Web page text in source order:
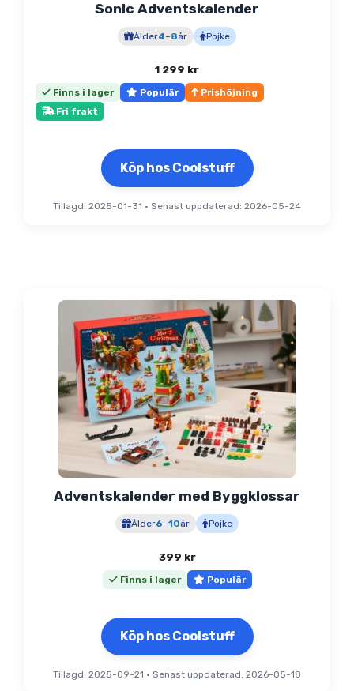
Sonic Adventskalender
Ålder4–8år Pojke
1 299 kr
Finns i lager Populär
Prishöjning
Fri frakt
Köp hos Coolstuff
Tillagd: 2025-01-31 • Senast uppdaterad: 2026-05-24
Adventskalender med Byggklossar
Ålder6–10år Pojke
399 kr
Finns i lager Populär
Köp hos Coolstuff
Tillagd: 2025-09-21 • Senast uppdaterad: 2026-05-18